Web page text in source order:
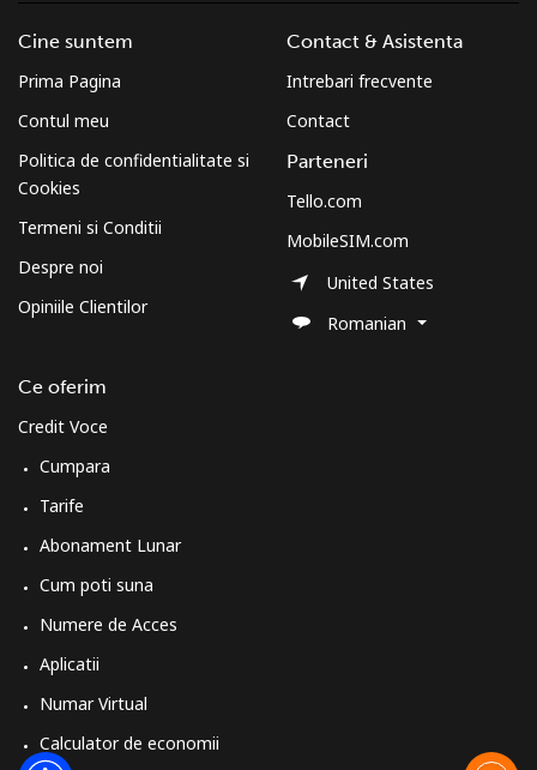
Cine suntem
Prima Pagina
Contul meu
Politica de confidentialitate si
Cookies
Termeni si Conditii
Despre noi
Opiniile Clientilor
Ce oferim
Credit Voce
Cumpara
Tarife
Abonament Lunar
Cum poti suna
Numere de Acces
Aplicatii
Numar Virtual
Calculator de economii
Contact & Asistenta
Intrebari frecvente
Contact
Parteneri
Tello.com
MobileSIM.com
United States
Romanian